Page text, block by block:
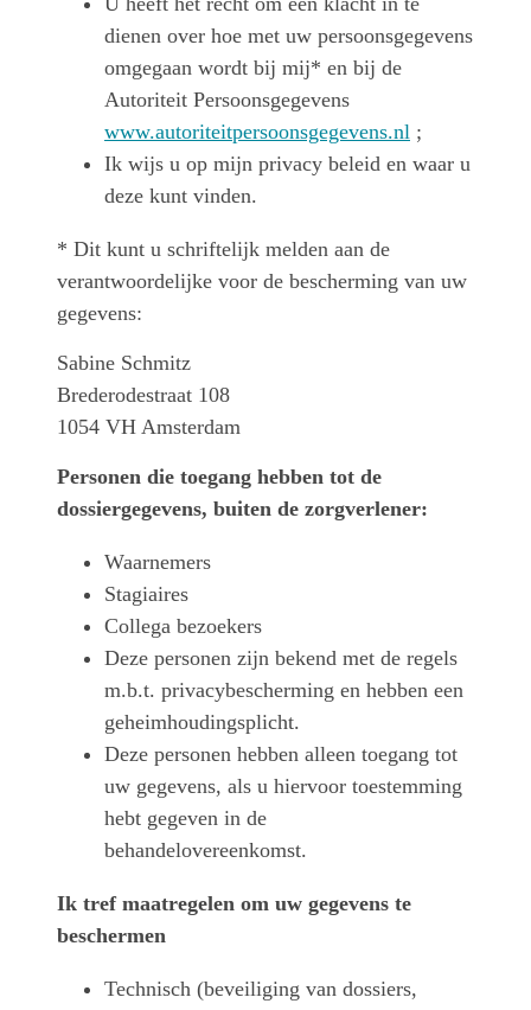
dienen over hoe met uw persoonsgegevens
omgegaan wordt bij mij* en bij de
Autoriteit Persoonsgegevens
www.autoriteitpersoonsgegevens.nl ;
Ik wijs u op mijn privacy beleid en waar u
deze kunt vinden.
* Dit kunt u schriftelijk melden aan de
verantwoordelijke voor de bescherming van uw
gegevens:
Sabine Schmitz
Brederodestraat 108
1054 VH Amsterdam
Personen die toegang hebben tot de
dossiergegevens, buiten de zorgverlener:
Waarnemers
Stagiaires
Collega bezoekers
Deze personen zijn bekend met de regels
m.b.t. privacybescherming en hebben een
geheimhoudingsplicht.
Deze personen hebben alleen toegang tot
uw gegevens, als u hiervoor toestemming
hebt gegeven in de
behandelovereenkomst.
Ik tref maatregelen om uw gegevens te
beschermen
Technisch (beveiliging van dossiers,